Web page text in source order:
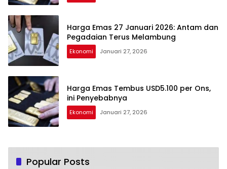
Harga Emas 27 Januari 2026: Antam dan
Pegadaian Terus Melambung
Ekonomi Januari 27, 2026
Harga Emas Tembus USD5.100 per Ons,
ini Penyebabnya
Ekonomi Januari 27, 2026
Popular Posts